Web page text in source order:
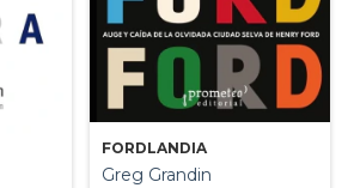
FORDLANDIA
Greg Grandin